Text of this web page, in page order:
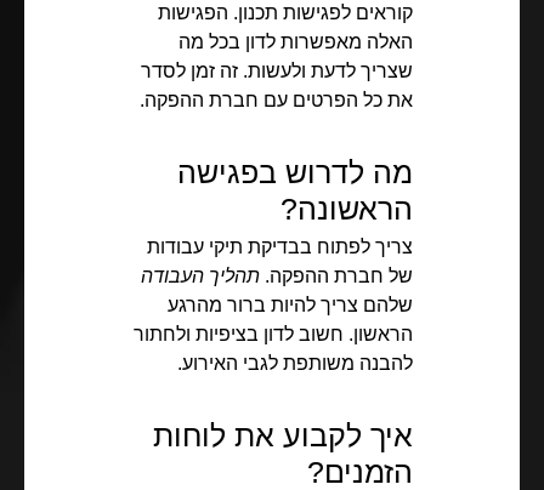
קוראים לפגישות תכנון. הפגישות
האלה מאפשרות לדון בכל מה
שצריך לדעת ולעשות. זה זמן לסדר
את כל הפרטים עם חברת ההפקה.
מה לדרוש בפגישה
הראשונה?
צריך לפתוח בבדיקת תיקי עבודות
של חברת ההפקה. תהליך העבודה
שלהם צריך להיות ברור מהרגע
הראשון. חשוב לדון בציפיות ולחתור
להבנה משותפת לגבי האירוע.
איך לקבוע את לוחות
הזמנים?